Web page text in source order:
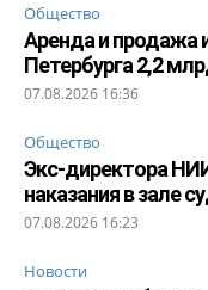
Общество
Аренда и
Петербурга 2,2
07.08.2026 16:36
Общество
Экс-директора
наказания в зале
07.08.2026 16:23
Новости